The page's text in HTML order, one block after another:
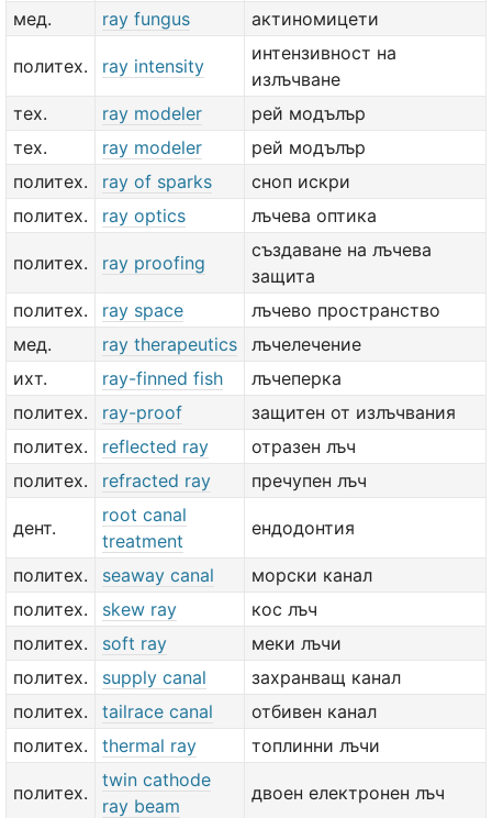
мед.
ray fungus актиномицети
политех. ray intensity
интензивност на
излъчване
тех.
ray modeler
рей модълър
тех.
ray modeler
рей модълър
политех.
ray of sparks
сноп искри
политех.
ray optics лъчева оптика
политех. ray proofing
създаване на лъчева
защита
политех.
ray space
лъчево пространство
мед.
ray therapeutics
лъчелечение
ихт.
ray-finned fish
лъчеперка
политех.
ray-proof
защитен от излъчвания
политех.
reflected ray
отразен лъч
политех.
refracted ray пречупен лъч
дент.
root canal
treatment
ендодонтия
политех. seaway canal
морски канал
политех.
skew ray
кос лъч
политех.
soft ray
меки лъчи
политех.
supply canal
захранващ канал
политех.
tailrace canal
отбивен канал
политех.
thermal ray топлинни лъчи
политех.
twin cathode
ray beam
двоен електронен лъч